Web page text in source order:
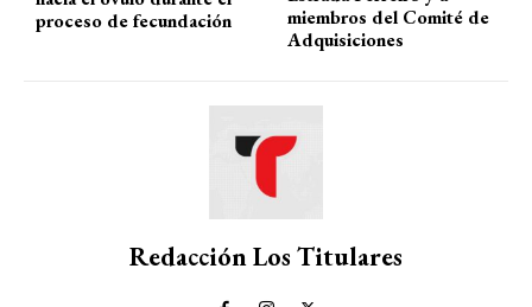
proceso de fecundación
miembros del Comité de
Adquisiciones
Redacción Los Titulares